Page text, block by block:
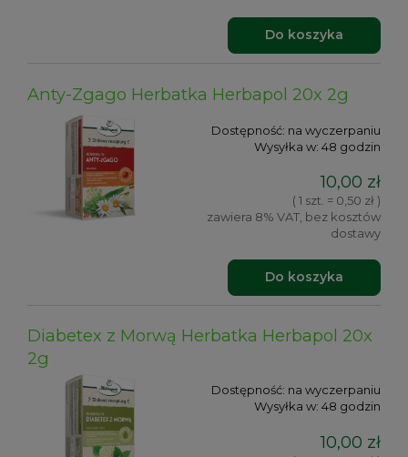
Do koszyka
Anty-Zgago Herbatka Herbapol 20x 2g
Dostępność: na wyczerpaniu
Wysyłka w: 48 godzin
10,00 zł
( 1 szt. = 0,50 zł )
zawiera 8% VAT, bez kosztów
dostawy
Do koszyka
Diabetex z Morwą Herbatka Herbapol 20x
2g
Dostępność: na wyczerpaniu
Wysyłka w: 48 godzin
10,00 zł